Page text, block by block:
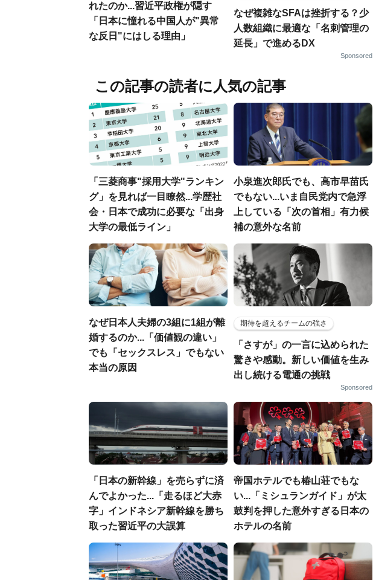
れたのか...習近平政権が隠す
「日本に憧れる中国人が"異常
な反日"にはしる理由」
なぜ複雑なSFAは挫折する？少
人数組織に最適な「名刺管理の
延長」で進めるDX
Sponsored
この記事の読者に人気の記事
「三菱商事"採用大学"ランキン
グ」を見れば一目瞭然...学歴社
会・日本で成功に必要な「出身
大学の最低ライン」
小泉進次郎氏でも、高市早苗氏
でもない...いま自民党内で急浮
上している「次の首相」有力候
補の意外な名前
なぜ日本人夫婦の3組に1組が離
婚するのか...「価値観の違い」
でも「セックスレス」でもない
本当の原因
期待を超えるチームの強さ
「さすが」の一言に込められた
驚きや感動。新しい価値を生み
出し続ける電通の挑戦
Sponsored
「日本の新幹線」を売らずに済
んでよかった...「走るほど大赤
字」インドネシア新幹線を勝ち
取った習近平の大誤算
帝国ホテルでも椿山荘でもな
い...「ミシュランガイド」が太
鼓判を押した意外すぎる日本の
ホテルの名前